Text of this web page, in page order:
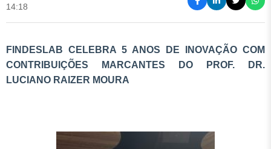
14:18
FINDESLAB CELEBRA 5 ANOS DE INOVAÇÃO COM
CONTRIBUIÇÕES MARCANTES DO PROF. DR.
LUCIANO RAIZER MOURA